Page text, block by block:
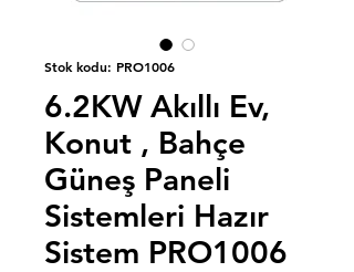
Stok kodu: PRO1006
6.2KW Akıllı Ev,
Konut , Bahçe
Güneş Paneli
Sistemleri Hazır
Sistem PRO1006